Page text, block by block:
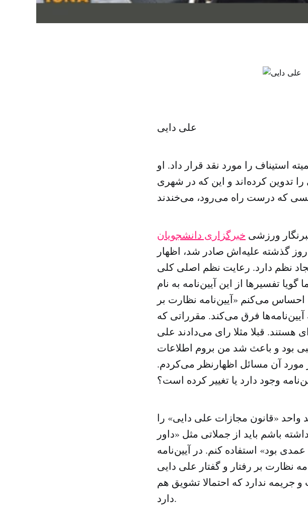
علی دایی
استیناف را مورد نقد قرار داد. او
را تدوین کرده‌اند و این که در شهری
ورزشی خبرگزاری دانشجویان
روز گذشته علیه‌اش صادر شد، اظهار
نظم دارد. رعایت نظم اصلی کلی
تفسیرها از این آیین‌نامه به نام
احساس می‌کنم «آیین‌نامه نظارت بر
فرق می‌کند. مقرراتی که
هستند. قبلا مثلا رای می‌دادند علی
بود و باعث شد من بروم اطلاعات
مورد آن مسائل اظهارنظر می‌کردم.
وجود دارد یا تغییر کرده است؟
واحد «قانون مجازات علی دایی» را
باشم باید از جملاتی مثل «داور
بود» استفاده کنم. در آیین‌نامه
نظارت بر رفتار و گفتار علی دایی
جریمه ندارد که احتمالا تشویق هم
دارد.